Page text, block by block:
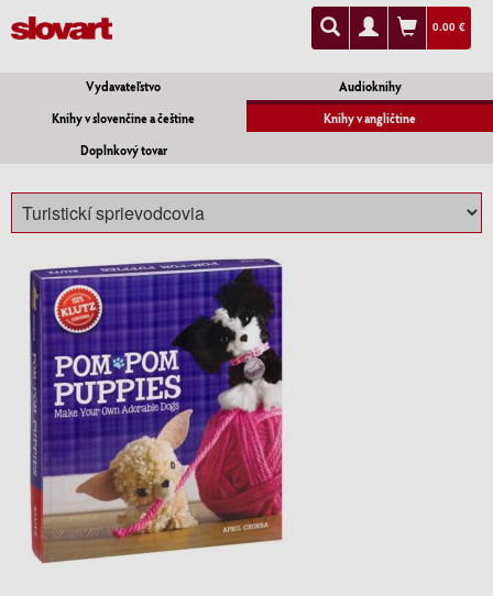
0.00 €
Vydavateľstvo
Audioknihy
Knihy v slovenčine a češtine
Knihy v angličtine
Doplnkový tovar